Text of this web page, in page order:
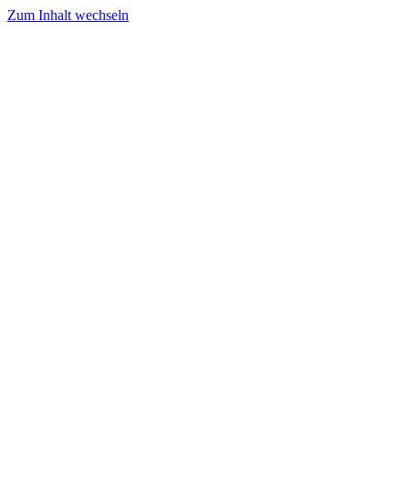
Zum Inhalt wechseln